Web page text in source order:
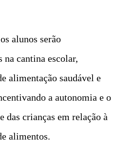
alunos serão
cantina escolar,
alimentação saudável e
a autonomia e o
das crianças em relação à
alimentos.